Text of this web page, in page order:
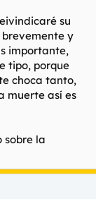
su
brevemente y
importante,
tipo, porque
choca tanto,
muerte así es
sobre la